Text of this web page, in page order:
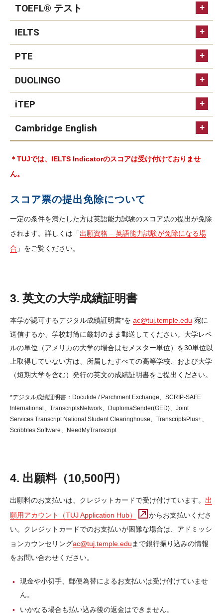
オープンキャンパス
TUJ京都
募集要項・出願手続き​（京都）
TUJ京都について
TOEFL® テスト
TOEFL テストの公式ウェブサイト
ITP® Test（学内実施）
IELTS
ac@tuj.temple.edu
PTE
PTEの
ウェブサイト
DUOLINGO
DUOLINGOのウエブサイト
iTEP
iTEPのウェブサイト
Cambridge English
Cambridge
Englishのウェブサイト
＊TUJでは、IELTS Indicatorのスコアは受け付けておりませ
ん。
スコア票の提出免除について
一定の条件を満たした方は英語能力試験のスコア票の提出が免除
されます。詳しくは「出願資格 – 英語能力試験が免除になる場
合 」をご覧ください。
3. 英文の大学成績証明書
本学が認可するデジタル成績証明書*を ac@tuj.temple.edu 宛に
送信するか、学校封筒に厳封のまま郵送してください。大学レベ
ルの単位（アメリカの大学の場合はセメスター単位）を30単位以
上取得していない方は、所属したすべての高等学校、および大学
（短期大学を含む）発行の英文の成績証明書をご提出ください。
*デジタル成績証明書：Docufide / Parchment Exchange、SCRIP-SAFE
International、TranscriptsNetwork、DuplomaSender(GED)、Joint
Services Transcript National Student Clearinghouse、TranscriptsPlus+、
Scribbles Software、NeedMyTranscript
4. 出願料（10,500円）
出願料のお支払いは、クレジットカードで受け付けています。 出
願用アカウント（TUJ Application Hub）
からお支払いくださ
い。クレジットカードでのお支払いが困難な場合は、アドミッシ
ョンカウンセリングac@tuj.temple.edu まで銀行振り込みの情報
をお問い合わせください。
現金や小切手、郵便為替によるお支払いは受け付けていませ
ん。
いかなる場合も払い込み後の返金はできません。